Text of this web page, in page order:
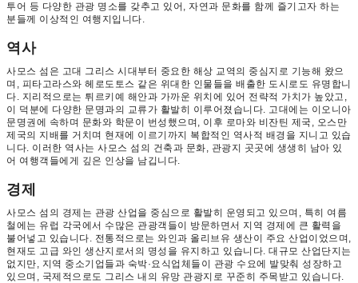
투어 등 다양한 관광 명소를 갖추고 있어, 자연과 문화를 함께 즐기고자 하는
분들께 이상적인 여행지입니다.
역사
사모스 섬은 고대 그리스 시대부터 중요한 해상 교역의 중심지로 기능해 왔으
며, 피타고라스와 헤로도토스 같은 위대한 인물들을 배출한 도시로도 유명합니
다. 지리적으로는 튀르키예 해안과 가까운 위치에 있어 전략적 가치가 높았고,
이 덕분에 다양한 문명과의 교류가 활발히 이루어졌습니다. 고대에는 이오니아
문명권에 속하며 문화와 학문이 번성했으며, 이후 로마와 비잔틴 제국, 오스만
제국의 지배를 거치며 현재에 이르기까지 복합적인 역사적 배경을 지니고 있습
니다. 이러한 역사는 사모스 섬의 건축과 문화, 관광지 곳곳에 생생히 남아 있
어 여행객들에게 깊은 인상을 남깁니다.
경제
사모스 섬의 경제는 관광 산업을 중심으로 활발히 운영되고 있으며, 특히 여름
철에는 유럽 각국에서 수많은 관광객들이 방문하면서 지역 경제에 큰 활력을
불어넣고 있습니다. 전통적으로는 와인과 올리브유 생산이 주요 산업이었으며,
현재도 고급 와인 생산지로서의 명성을 유지하고 있습니다. 대규모 산업단지는
없지만, 지역 중소기업들과 숙박·요식업체들이 관광 수요에 발맞춰 성장하고
있으며, 국제적으로도 그리스 내의 유망 관광지로 꾸준히 주목받고 있습니다.